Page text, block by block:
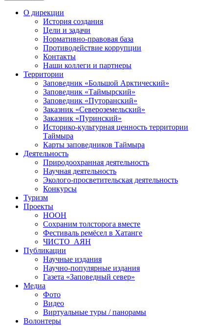
О дирекции
История создания
Цели и задачи
Нормативно-правовая база
Противодействие коррупции
Контакты
Наши коллеги и партнеры
Территории
Заповедник «Большой Арктический»
Заповедник «Таймырский»
Заповедник «Путоранский»
Заказник «Североземельский»
Заказник «Пуринский»
Историко-культурная ценность территории
Таймыра
Карты заповедников Таймыра
Деятельность
Природоохранная деятельность
Научная деятельность
Эколого-просветительская деятельность
Конкурсы
Туризм
Проекты
НООН
Сохраним толсторога вместе
Фестиваль ремёсел в Хатанге
ЧИСТО_АЯН
Публикации
Научные издания
Научно-популярные издания
Газета «Заповедный север»
Медиа
Фото
Видео
Виртуальные туры / панорамы
Волонтеры